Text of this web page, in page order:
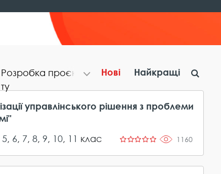
Р​о​з​р​о​б​к​а​ ​п​р​о​є​к​
т​у
Нові Найкращі
управлінського рішення з проблеми
5, 6, 7, 8, 9, 10, 11 клас 1160